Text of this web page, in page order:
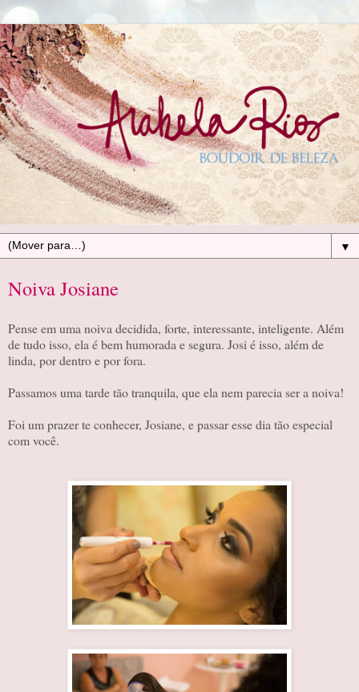
▼
Noiva Josiane
Pense em uma noiva decidida, forte, interessante, inteligente. Além
de tudo isso, ela é bem humorada e segura. Josi é isso, além de
linda, por dentro e por fora.
Passamos uma tarde tão tranquila, que ela nem parecia ser a noiva!
Foi um prazer te conhecer, Josiane, e passar esse dia tão especial
com você.